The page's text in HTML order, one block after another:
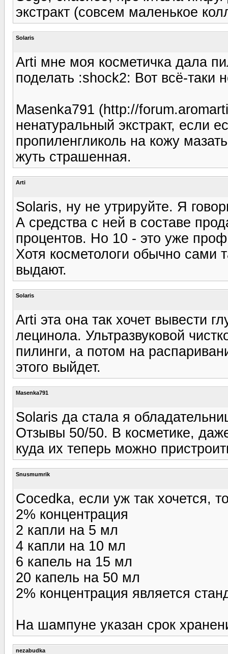
экстракт (совсем маленькое
Solaris
Arti мне моя косметичка дала
поделать :shock2: Вот всё-таки
Masenka791 (http://
ненатуральный экстракт, если
пропиленгликоль на кожу
жуть страшенная.
Arti
Solaris, ну не утрируйте. Я
А средства с ней в составе
процентов. Но 10 - это уже
Хотя косметологи обычно сами
выдают.
Solaris
Arti эта она так хочет вывести
лецинола. Ультразвуковой
пилинги, а потом на
этого выйдет.
Masenka791
Solaris да стала я
Отзывы 50/50. В косметике,
куда их теперь можно
Snusmumrik
Cocedka, если уж так хочется,
2% концентрация
2 капли на 5 мл
4 капли на 10 мл
6 капель на 15 мл
20 капель на 50 мл
2% концентрация является
На шампуне указан срок
nezabudka